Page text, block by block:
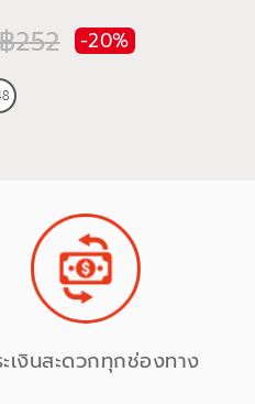
252 -20%
เงินสะดวกทุกช่องทาง